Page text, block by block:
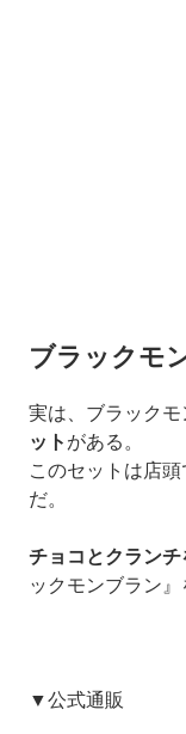
ブラックモ
実は、ブラック
ット がある。
このセットは店
だ。
チョコとクランチ
ックモンブラン』
▼公式通販